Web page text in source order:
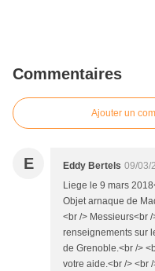
Commentaires
Ajouter un
E Eddy Bertels 09/03/
Liege le 9 mars
Objet arnaque de
<br /> Messieurs<br
renseignements sur
de Grenoble.<br />
votre aide.<br /> <br